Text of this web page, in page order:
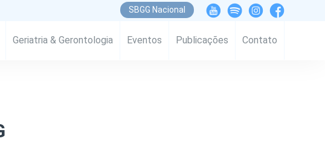
SBGG Nacional
Contato
Publicações
Eventos
Geriatria & Gerontologia